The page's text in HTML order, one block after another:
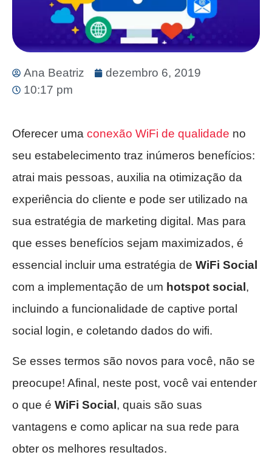
Ana Beatriz
dezembro 6, 2019
10:17 pm
Oferecer uma conexão WiFi de qualidade no
seu estabelecimento traz inúmeros benefícios:
atrai mais pessoas, auxilia na otimização da
experiência do cliente e pode ser utilizado na
sua estratégia de marketing digital. Mas para
que esses benefícios sejam maximizados, é
essencial incluir uma estratégia de WiFi Social
com a implementação de um hotspot social ,
incluindo a funcionalidade de captive portal
social login, e coletando dados do wifi.
Se esses termos são novos para você, não se
preocupe! Afinal, neste post, você vai entender
o que é WiFi Social , quais são suas
vantagens e como aplicar na sua rede para
obter os melhores resultados.